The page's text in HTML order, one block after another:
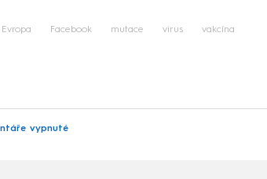
Evropa Facebook mutace virus vakcína
vypnuté